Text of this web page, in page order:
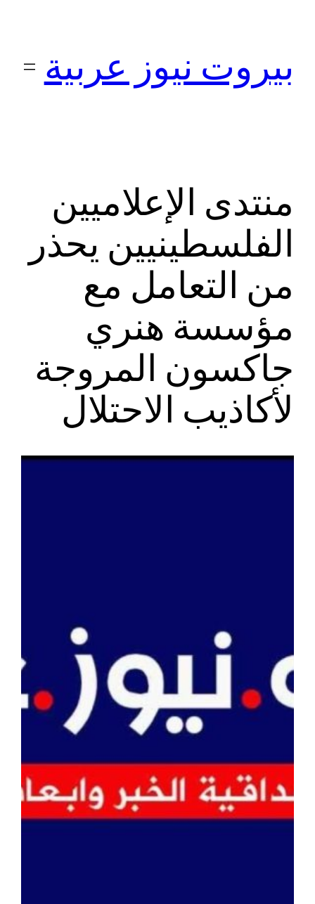
بيروت نيوز عربية
منتدى الإعلاميين
الفلسطينيين يحذر
من التعامل مع
مؤسسة هنري
جاكسون المروجة
لأكاذيب الاحتلال